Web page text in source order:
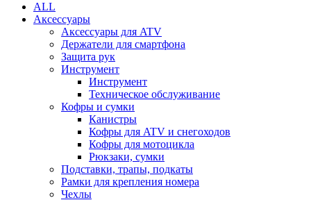
ALL
Аксессуары
Аксессуары для ATV
Держатели для смартфона
Защита рук
Инструмент
Инструмент
Техническое обслуживание
Кофры и сумки
Канистры
Кофры для ATV и снегоходов
Кофры для мотоцикла
Рюкзаки, сумки
Подставки, трапы, подкаты
Рамки для крепления номера
Чехлы